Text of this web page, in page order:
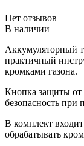
Нет отзывов
В наличии
Аккумуляторный
практичный
кромками газона.
Кнопка защиты от
безопасность при
В комплект
обрабатывать